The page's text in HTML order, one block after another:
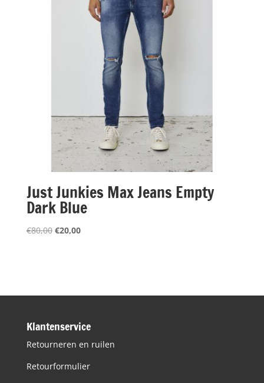
Just Junkies Max Jeans Empty
Dark Blue
€80,00 Oorspronkelijke
€20,00Huidige
Klantenservice
Retourneren en ruilen
Retourformulier